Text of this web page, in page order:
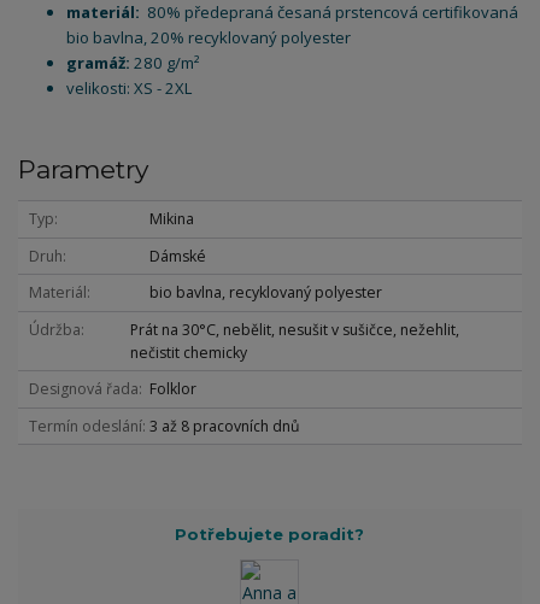
materiál: 80% předepraná česaná prstencová certifikovaná
bio bavlna, 20% recyklovaný polyester
gramáž: 280 g/m²
velikosti: XS - 2XL
Parametry
Typ
Mikina
Druh
Dámské
Materiál
bio bavlna, recyklovaný polyester
Údržba
Prát na 30°C, nebělit, nesušit v sušičce, nežehlit,
nečistit chemicky
Designová řada
Folklor
Termín odeslání 3 až 8 pracovních dnů
Potřebujete poradit?